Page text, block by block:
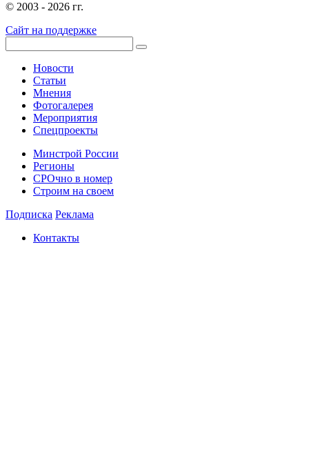
© 2003 - 2026 гг.
Сайт на поддержке
Новости
Статьи
Мнения
Фотогалерея
Мероприятия
Спецпроекты
Минстрой России
Регионы
СРОчно в номер
Строим на своем
Подписка Реклама
Контакты